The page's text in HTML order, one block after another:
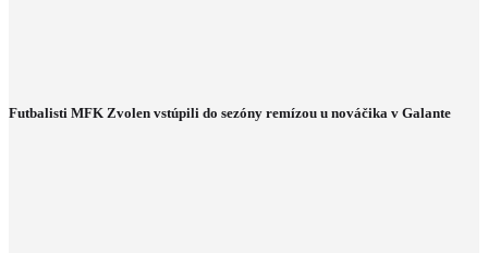
Futbalisti MFK Zvolen vstúpili do sezóny remízou u nováčika v Galante